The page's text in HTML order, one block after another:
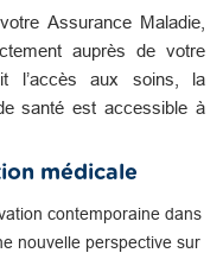
Assurance Maladie,
auprès de votre
l’accès aux soins, la
santé est accessible à
médicale
contemporaine dans
nouvelle perspective sur